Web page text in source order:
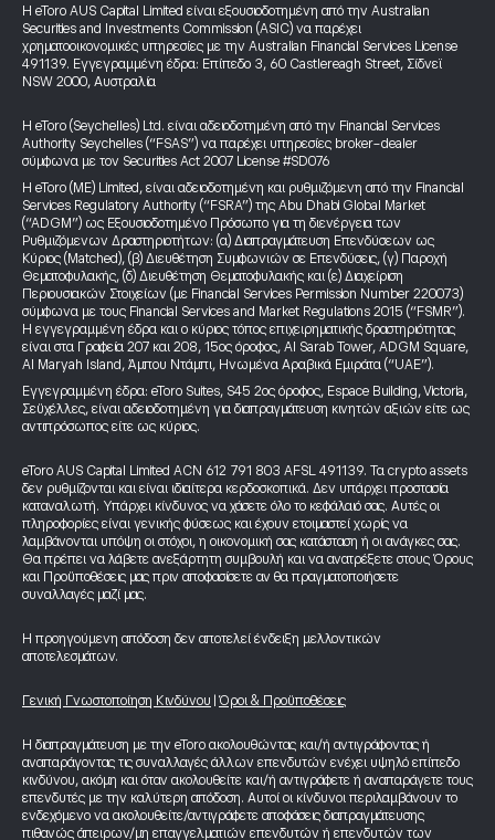
Η eToro AUS Capital Limited είναι εξουσιοδοτημένη από την Australian
Securities and Investments Commission (ASIC) να παρέχει
χρηματοοικονομικές υπηρεσίες με την Australian Financial Services License
491139. Εγγεγραμμένη έδρα: Επίπεδο 3, 60 Castlereagh Street, Σίδνεϊ
NSW 2000, Αυστραλία
Η eToro (Seychelles) Ltd. είναι αδειοδοτημένη από την Financial Services
Authority Seychelles (“FSAS”) να παρέχει υπηρεσίες broker-dealer
σύμφωνα με τον Securities Act 2007 License #SD076
Η eToro (ME) Limited, είναι αδειοδοτημένη και ρυθμιζόμενη από την Financial
Services Regulatory Authority (“FSRA”) της Abu Dhabi Global Market
(“ADGM”) ως Εξουσιοδοτημένο Πρόσωπο για τη διενέργεια των
Ρυθμιζόμενων Δραστηριοτήτων: (α) Διαπραγμάτευση Επενδύσεων ως
Κύριος (Matched), (β) Διευθέτηση Συμφωνιών σε Επενδύσεις, (γ) Παροχή
Θεματοφυλακής, (δ) Διευθέτηση Θεματοφυλακής και (ε) Διαχείριση
Περιουσιακών Στοιχείων (με Financial Services Permission Number 220073)
σύμφωνα με τους Financial Services and Market Regulations 2015 (“FSMR”).
Η εγγεγραμμένη έδρα και ο κύριος τόπος επιχειρηματικής δραστηριότητας
είναι στα Γραφεία 207 και 208, 15ος όροφος, Al Sarab Tower, ADGM Square,
Al Maryah Island, Άμπου Ντάμπι, Ηνωμένα Αραβικά Εμιράτα (“UAE”).
Εγγεγραμμένη έδρα: eToro Suites, S45 2ος όροφος, Espace Building, Victoria,
Σεϋχέλλες, είναι αδειοδοτημένη για διαπραγμάτευση κινητών αξιών είτε ως
αντιπρόσωπος είτε ως κύριος.
eToro AUS Capital Limited ACN 612 791 803 AFSL 491139. Τα crypto assets
δεν ρυθμίζονται και είναι ιδιαίτερα κερδοσκοπικά. Δεν υπάρχει προστασία
καταναλωτή. Υπάρχει κίνδυνος να χάσετε όλο το κεφάλαιό σας. Αυτές οι
πληροφορίες είναι γενικής φύσεως και έχουν ετοιμαστεί χωρίς να
λαμβάνονται υπόψη οι στόχοι, η οικονομική σας κατάσταση ή οι ανάγκες σας.
Θα πρέπει να λάβετε ανεξάρτητη συμβουλή και να ανατρέξετε στους Όρους
και Προϋποθέσεις μας πριν αποφασίσετε αν θα πραγματοποιήσετε
συναλλαγές μαζί μας.
Η προηγούμενη απόδοση δεν αποτελεί ένδειξη μελλοντικών
αποτελεσμάτων.
Γενική Γνωστοποίηση Κινδύνου Όροι & Προϋποθέσεις
Η διαπραγμάτευση με την eToro ακολουθώντας και/ή αντιγράφοντας ή
αναπαράγοντας τις συναλλαγές άλλων επενδυτών ενέχει υψηλό επίπεδο
κινδύνου, ακόμη και όταν ακολουθείτε και/ή αντιγράφετε ή αναπαράγετε τους
επενδυτές με την καλύτερη απόδοση. Αυτοί οι κίνδυνοι περιλαμβάνουν το
ενδεχόμενο να ακολουθείτε/αντιγράφετε αποφάσεις διαπραγμάτευσης
πιθανώς άπειρων/μη επαγγελματιών επενδυτών ή επενδυτών των